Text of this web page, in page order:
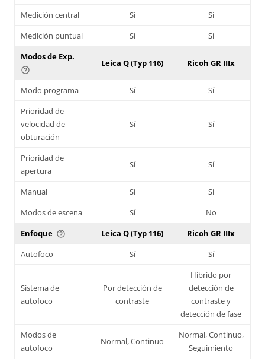
Medición central Sí
Sí
Medición puntual
Sí
Sí
Modos de Exp.
help_outline
Leica Q (Typ 116) Ricoh GR IIIx
Modo programa Sí
Sí
Prioridad de
velocidad de
obturación
Sí Sí
Prioridad de
apertura
Sí Sí
Manual Sí
Sí
Modos de escena
Sí
No
Enfoque help_outline Leica Q (Typ 116)
Ricoh GR IIIx
Autofoco
Sí Sí
Sistema de
autofoco
Por detección de
contraste
Híbrido por
detección de
contraste y
detección de fase
Modos de
autofoco
Normal, Continuo
Normal, Continuo,
Seguimiento